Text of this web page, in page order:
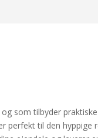
som tilbyder
perfekt til den hyppige